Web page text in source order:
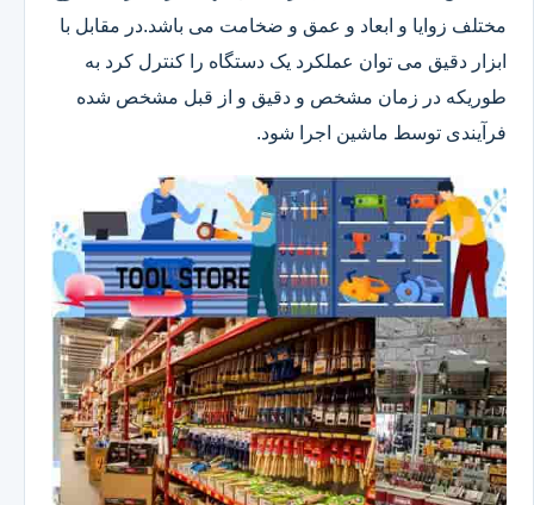
مختلف زوایا و ابعاد و عمق و ضخامت می باشد.در مقابل با
ابزار دقیق می توان عملکرد یک دستگاه را کنترل کرد به
طوریکه در زمان مشخص و دقیق و از قبل مشخص شده
فرآیندی توسط ماشین اجرا شود.